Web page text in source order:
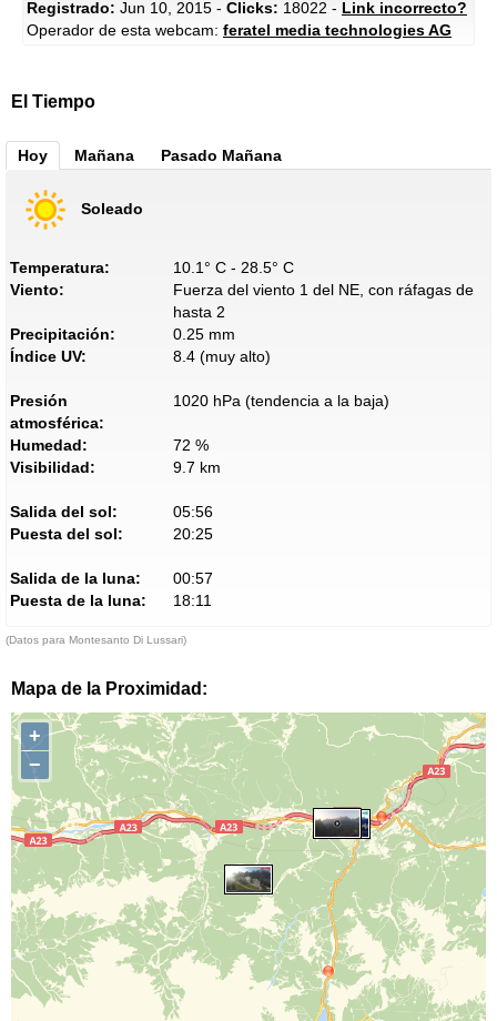
Registrado: Jun 10, 2015 - Clicks: 18022 - Link incorrecto?
Operador de esta webcam: feratel media technologies AG
El Tiempo
Hoy Mañana Pasado Mañana
Soleado
Temperatura:
10.1° C - 28.5° C
Viento:
Fuerza del viento 1 del NE, con ráfagas de
hasta 2
Precipitación:
0.25 mm
Índice UV:
8.4 (muy alto)
Presión
atmosférica:
1020 hPa (tendencia a la baja)
Humedad:
72 %
Visibilidad:
9.7 km
Salida del sol:
05:56
Puesta del sol:
20:25
Salida de la luna:
00:57
Puesta de la luna:
18:11
(Datos para Montesanto Di Lussari)
Mapa de la Proximidad:
+
−